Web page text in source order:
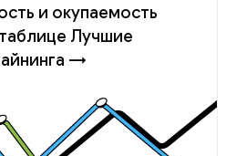
и окупаемость
Лучшие
→